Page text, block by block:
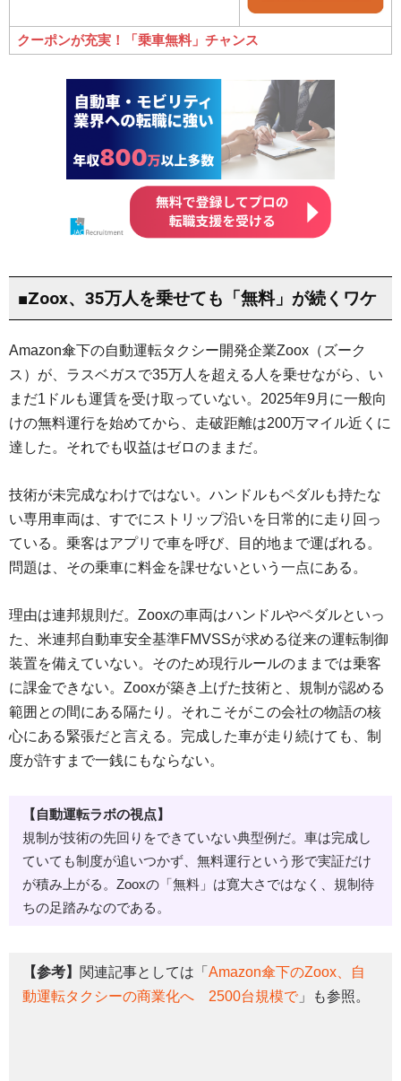
クーポンが充実！「乗車無料」チャンス
■Zoox、35万人を乗せても「無料」が続くワケ
Amazon傘下の自動運転タクシー開発企業Zoox（ズーク
ス）が、ラスベガスで35万人を超える人を乗せながら、い
まだ1ドルも運賃を受け取っていない。2025年9月に一般向
けの無料運行を始めてから、走破距離は200万マイル近くに
達した。それでも収益はゼロのままだ。
技術が未完成なわけではない。ハンドルもペダルも持たな
い専用車両は、すでにストリップ沿いを日常的に走り回っ
ている。乗客はアプリで車を呼び、目的地まで運ばれる。
問題は、その乗車に料金を課せないという一点にある。
理由は連邦規則だ。Zooxの車両はハンドルやペダルといっ
た、米連邦自動車安全基準FMVSSが求める従来の運転制御
装置を備えていない。そのため現行ルールのままでは乗客
に課金できない。Zooxが築き上げた技術と、規制が認める
範囲との間にある隔たり。それこそがこの会社の物語の核
心にある緊張だと言える。完成した車が走り続けても、制
度が許すまで一銭にもならない。
【自動運転ラボの視点】
規制が技術の先回りをできていない典型例だ。車は完成し
ていても制度が追いつかず、無料運行という形で実証だけ
が積み上がる。Zooxの「無料」は寛大さではなく、規制待
ちの足踏みなのである。
【参考】 関連記事としては「 Amazon傘下のZoox、自
動運転タクシーの商業化へ 2500台規模で」も参照。